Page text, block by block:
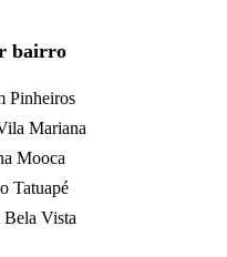
bairro
Pinheiros
Mariana
Mooca
Tatuapé
Bela Vista